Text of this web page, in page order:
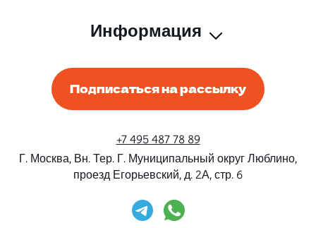
Информация
Подписаться на рассылку
+7 495 487 78 89
Г. Москва, Вн. Тер. Г. Муниципальный округ Люблино,
проезд Егорьевский, д. 2А, стр. 6